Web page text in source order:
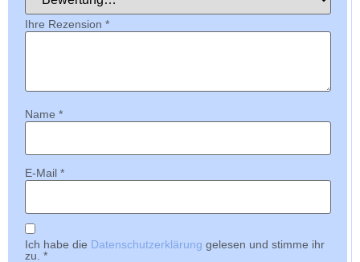
Ihre Rezension *
Name *
E-Mail *
Ich habe die Datenschutzerklärung gelesen und stimme ihr
zu. *